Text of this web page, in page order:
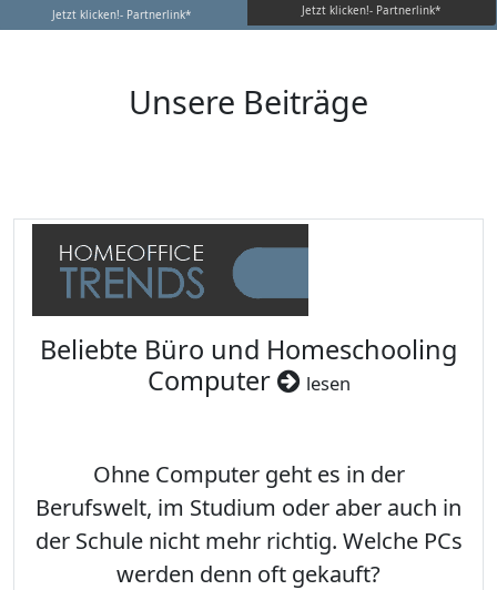
Jetzt klicken!- Partnerlink* Jetzt klicken!- Partnerlink*
Unsere Beiträge
Beliebte Büro und Homeschooling
Computer
lesen
Ohne Computer geht es in der
Berufswelt, im Studium oder aber auch in
der Schule nicht mehr richtig. Welche PCs
werden denn oft gekauft?